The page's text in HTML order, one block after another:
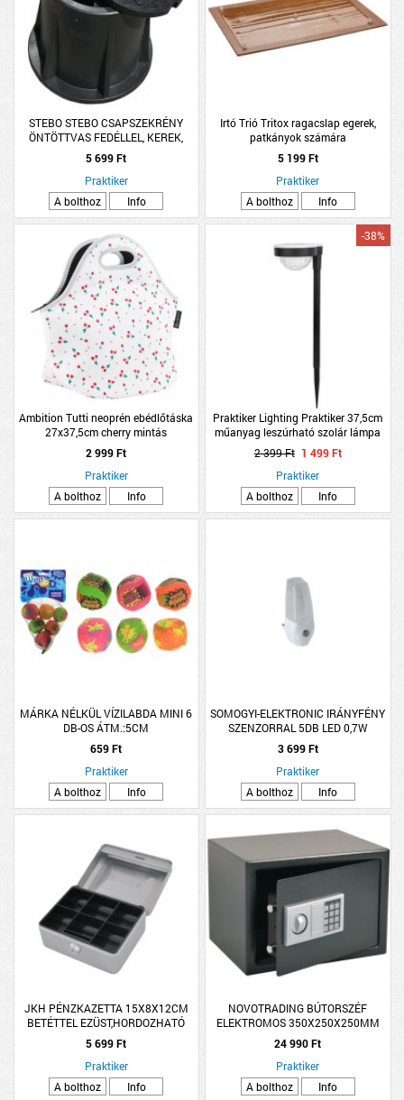
STEBO STEBO CSAPSZEKRÉNY
ÖNTÖTTVAS FEDÉLLEL, KEREK,
12,5X15,5CM
5 699 Ft
Praktiker
A bolthoz
Info
Irtó Trió Tritox ragacslap egerek,
patkányok számára
5 199 Ft
Praktiker
A bolthoz
Info
Ambition Tutti neoprén ebédlőtáska
27x37,5cm cherry mintás
2 999 Ft
Praktiker
A bolthoz
Info
Praktiker Lighting Praktiker 37,5cm
műanyag leszúrható szolár lámpa
-38%
2 399 Ft 1 499 Ft
Praktiker
A bolthoz
Info
MÁRKA NÉLKÜL VÍZILABDA MINI 6
DB-OS ÁTM.:5CM
659 Ft
Praktiker
A bolthoz
Info
SOMOGYI-ELEKTRONIC IRÁNYFÉNY
SZENZORRAL 5DB LED 0,7W
3 699 Ft
Praktiker
A bolthoz
Info
JKH PÉNZKAZETTA 15X8X12CM
BETÉTTEL EZÜST,HORDOZHATÓ
5 699 Ft
Praktiker
A bolthoz
Info
NOVOTRADING BÚTORSZÉF
ELEKTROMOS 350X250X250MM
*KONT*
24 990 Ft
Praktiker
A bolthoz
Info